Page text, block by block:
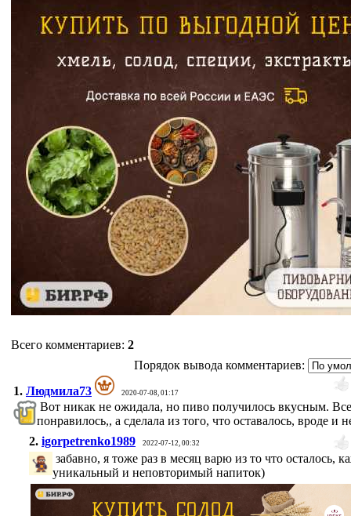
Всего комментариев: 2
Порядок вывода комментариев:
1. Людмила73 2020-07-08, 01:17
Вот никак не ожидала, но пиво получилось вкусным.
понравилось,, а сделала из того, что оставалось, вроде и
2. igorpetrenko1989 2022-07-12, 00:32
забавно, я тоже раз в месяц варю из то что осталось,
уникальный и неповторимый напиток)